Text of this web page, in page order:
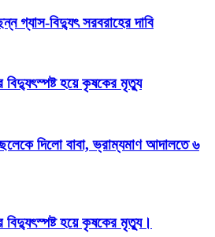
গ্যাস-বিদ্যুৎ সরবরাহের দাবি
বিদ্যুৎস্পষ্ট হয়ে কৃষকের মৃত্যু
দিলো বাবা, ভ্রাম্যমাণ আদালতে ৬
বিদ্যুৎস্পষ্ট হয়ে কৃষকের মৃত্যু।